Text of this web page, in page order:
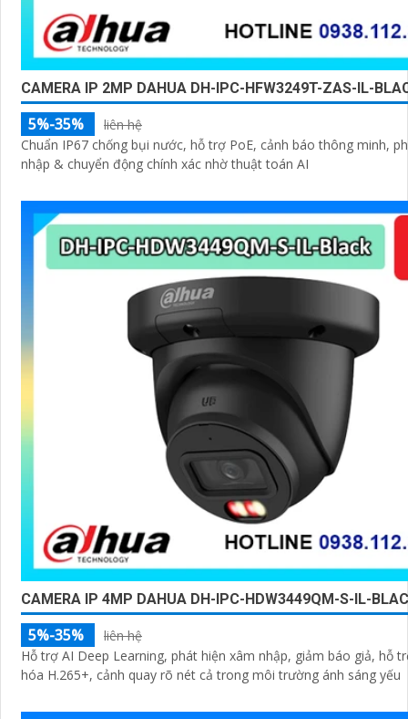
CAMERA IP 2MP DAHUA DH-IPC-HFW3249T-ZAS-IL-
5%-35%
liên hệ
Chuẩn IP67 chống bụi nước, hỗ trợ PoE, cảnh báo thông minh,
nhập & chuyển động chính xác nhờ thuật toán AI
CAMERA IP 4MP DAHUA DH-IPC-HDW3449QM-S-IL-
5%-35%
liên hệ
Hỗ trợ AI Deep Learning, phát hiện xâm nhập, giảm báo giả, hỗ
hóa H.265+, cảnh quay rõ nét cả trong môi trường ánh sáng yếu